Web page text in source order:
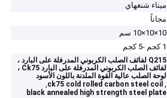
ميناء شنغهاي
مجاناً
10×10×10 سم
1 كجم -5 كجم
Q215 لفائف الصلب الكربوني المدرفلة على البارد ،
لفائف الصلب الكربوني المدرفلة على البارد Ck75 ،
لوحة الصلب عالية القوة الملدنة باللون الأسود
,
ck75 cold rolled carbon steel coil
,
black annealed high strength steel plate